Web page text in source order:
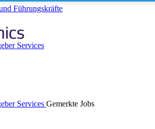
Führungskräfte
Services
Services Gemerkte Jobs